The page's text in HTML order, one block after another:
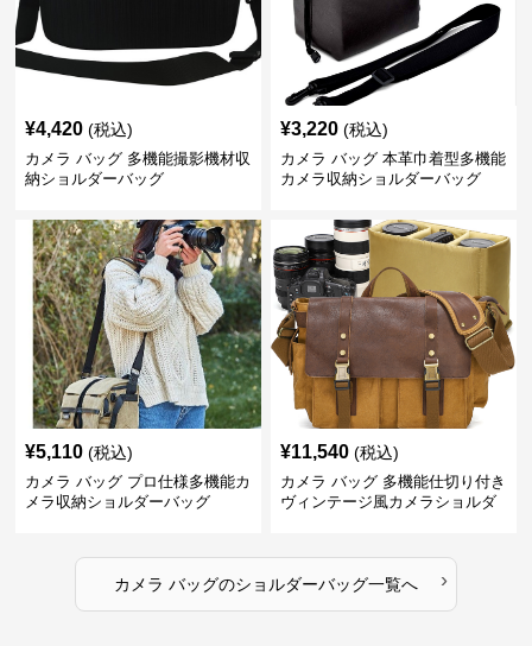
¥4,420 (税込)
カメラ バッグ 多機能撮影機材収
納ショルダーバッグ
¥3,220 (税込)
カメラ バッグ 本革巾着型多機能
カメラ収納ショルダーバッグ
¥5,110 (税込)
カメラ バッグ プロ仕様多機能カ
メラ収納ショルダーバッグ
¥11,540 (税込)
カメラ バッグ 多機能仕切り付き
ヴィンテージ風カメラショルダ
カメラ バッグのショルダーバッグ一覧へ ›